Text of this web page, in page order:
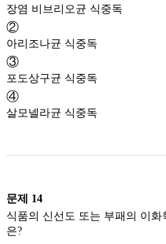
장염 비브리오균 식중독
②
아리조나균 식중독
③
포도상구균 식중독
④
살모넬라균 식중독
문제 14
식품의 신선도 또는 부패의 이
은?